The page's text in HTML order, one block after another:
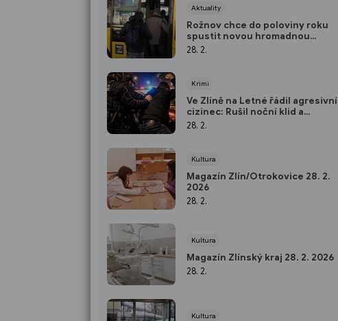
Aktuality
Rožnov chce do poloviny roku
spustit novou hromadnou
dopravu na vyžádání
28. 2.
Krimi
Ve Zlíně na Letné řádil agresivní
cizinec: Rušil noční klid a
zaútočil i na strážníky
28. 2.
Kultura
Magazín Zlín/Otrokovice 28. 2.
2026
28. 2.
Kultura
Magazín Zlínský kraj 28. 2. 2026
28. 2.
Kultura